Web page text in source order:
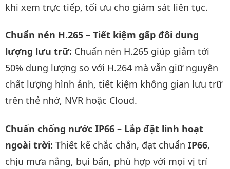
khi xem trực tiếp, tối ưu cho giám sát liên tục.
Chuẩn nén H.265 – Tiết kiệm gấp đôi dung
lượng lưu trữ: Chuẩn nén H.265 giúp giảm tới
50% dung lượng so với H.264 mà vẫn giữ nguyên
chất lượng hình ảnh, tiết kiệm không gian lưu trữ
trên thẻ nhớ, NVR hoặc Cloud.
Chuẩn chống nước IP66 – Lắp đặt linh hoạt
ngoài trời: Thiết kế chắc chắn, đạt chuẩn IP66,
chịu mưa nắng, bụi bẩn, phù hợp với mọi vị trí